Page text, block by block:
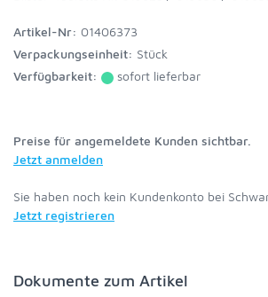
Artikel-Nr: 01406373
Verpackungseinheit: Stück
Verfügbarkeit:
sofort lieferbar
Preise für angemeldete Kunden sichtbar.
Jetzt anmelden
Sie haben noch kein Kundenkonto bei
Jetzt registrieren
Dokumente zum Artikel